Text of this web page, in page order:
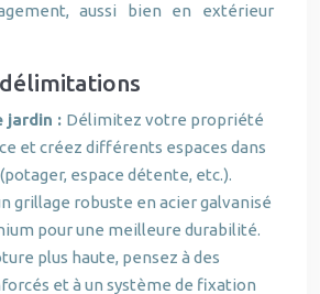
aussi bien en extérieur
jardin : Délimitez votre propriété
et créez différents espaces dans
espace détente, etc.).
grillage robuste en acier galvanisé
pour une meilleure durabilité.
plus haute, pensez à des
et à un système de fixation